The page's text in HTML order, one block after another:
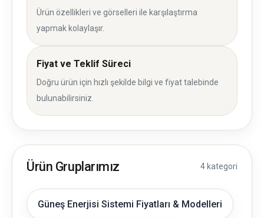
Ürün özellikleri ve görselleri ile karşılaştırma
yapmak kolaylaşır.
Fiyat ve Teklif Süreci
Doğru ürün için hızlı şekilde bilgi ve fiyat talebinde
bulunabilirsiniz.
Ürün Gruplarımız 4 kategori
Güneş Enerjisi Sistemi Fiyatları & Modelleri